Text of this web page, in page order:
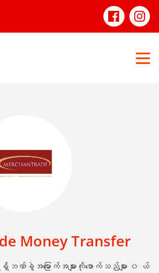
Money Transfer
ဘဏ်ခွဲအမြောက်အများကိုဖောက်သည်များ ၀ ယ်